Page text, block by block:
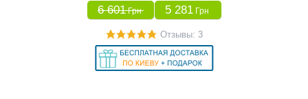
6 601 Грн 5 281 Грн
Отзывы: 3